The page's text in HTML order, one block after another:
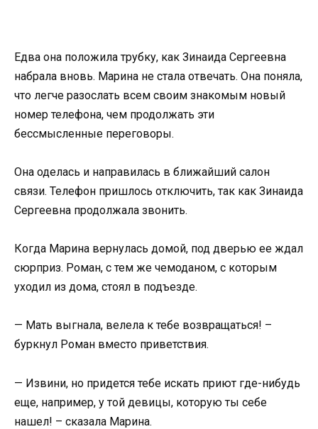
Едва она положила трубку, как Зинаида Сергеевна
набрала вновь. Марина не стала отвечать. Она поняла,
что легче разослать всем своим знакомым новый
номер телефона, чем продолжать эти
бессмысленные переговоры.
Она оделась и направилась в ближайший салон
связи. Телефон пришлось отключить, так как Зинаида
Сергеевна продолжала звонить.
Когда Марина вернулась домой, под дверью ее ждал
сюрприз. Роман, с тем же чемоданом, с которым
уходил из дома, стоял в подъезде.
— Мать выгнала, велела к тебе возвращаться! –
буркнул Роман вместо приветствия.
— Извини, но придется тебе искать приют где-нибудь
еще, например, у той девицы, которую ты себе
нашел! – сказала Марина.